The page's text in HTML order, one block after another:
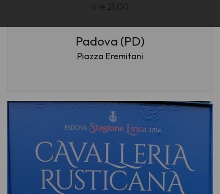
ore 21:00
Padova (PD)
Piazza Eremitani